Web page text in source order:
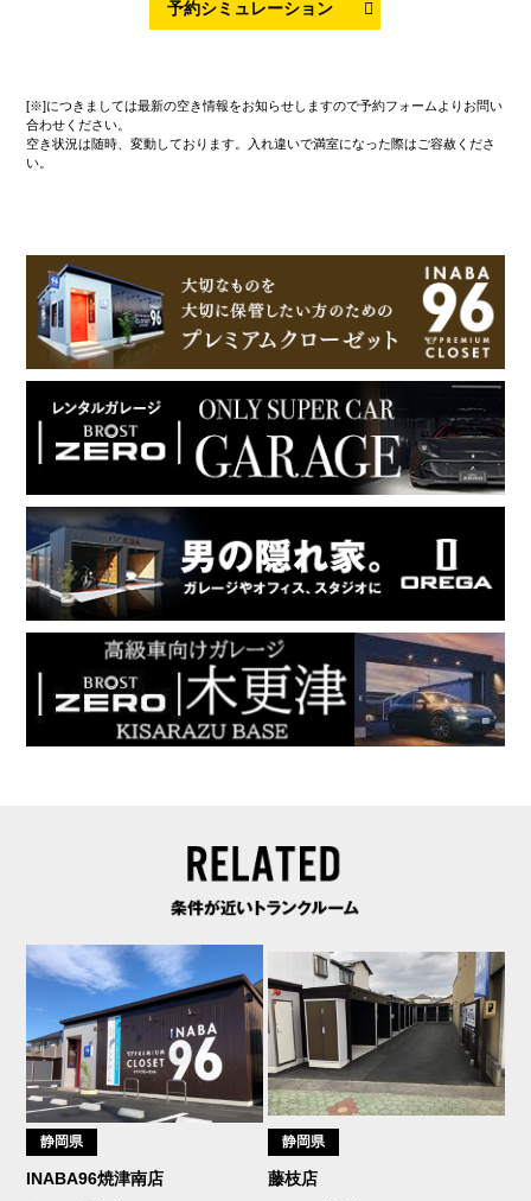
[※]につきましては最新の空き情報をお知らせしますので予約フォームよりお問い
合わせください。
空き状況は随時、変動しております。入れ違いで満室になった際はご容赦くださ
い。
静岡県
INABA96焼津南店
静岡県
藤枝店